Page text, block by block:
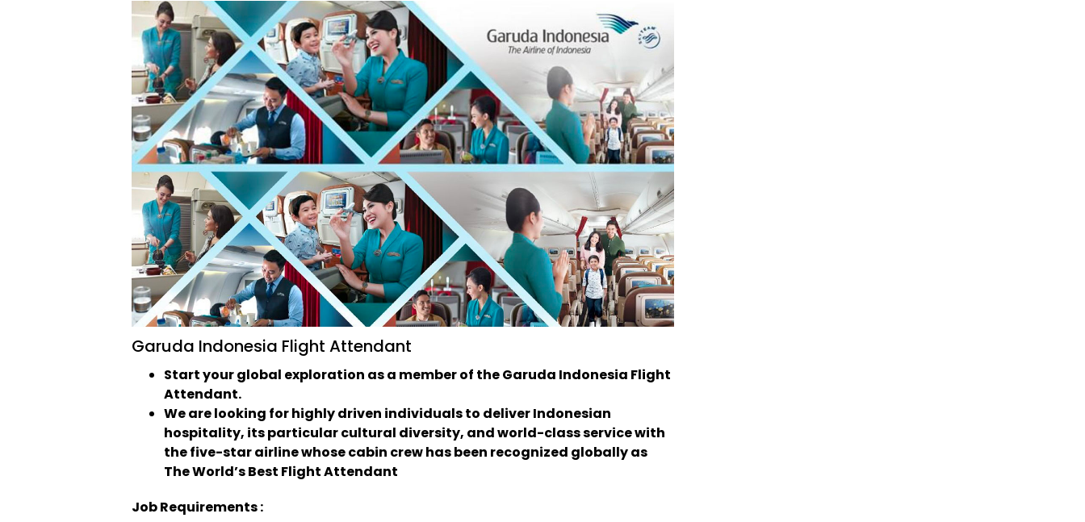
Garuda Indonesia Flight Attendant
Start your global exploration as a member of the Garuda Indonesia Flight
Attendant.
We are looking for highly driven individuals to deliver Indonesian
hospitality, its particular cultural diversity, and world-class service with
the five-star airline whose cabin crew has been recognized globally as
The World’s Best Flight Attendant
Job Requirements :